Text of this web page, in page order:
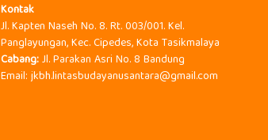
Kontak
Jl. Kapten Naseh No. 8. Rt. 003/001. Kel.
Panglayungan, Kec. Cipedes, Kota Tasikmalaya
Cabang:Jl. Parakan Asri No. 8 Bandung
Email: jkbh.lintasbudayanusantara@gmail.com